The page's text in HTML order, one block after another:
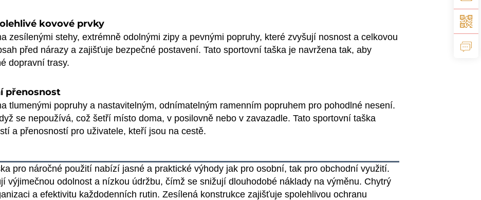
kovové prvky
zesílenými stehy, extrémně odolnými zipy a pevnými popruhy, které zvyšují nosnost a celkovou
před nárazy a zajišťuje bezpečné postavení. Tato sportovní taška je navržena tak, aby
dopravní trasy.
přenosnost
tlumenými popruhy a nastavitelným, odnímatelným ramenním popruhem pro pohodlné nesení.
se nepoužívá, což šetří místo doma, v posilovně nebo v zavazadle. Tato sportovní taška
a přenosností pro uživatele, kteří jsou na cestě.
pro náročné použití nabízí jasné a praktické výhody jak pro osobní, tak pro obchodní využití.
výjimečnou odolnost a nízkou údržbu, čímž se snižují dlouhodobé náklady na výměnu. Chytrý
a efektivitu každodenních rutin. Zesílená konstrukce zajišťuje spolehlivou ochranu